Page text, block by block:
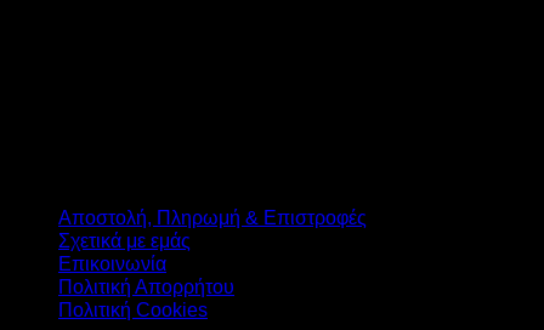
Αποστολή, Πληρωμή & Επιστροφές
Σχετικά με εμάς
Επικοινωνία
Πολιτική Απορρήτου
Πολιτική Cookies